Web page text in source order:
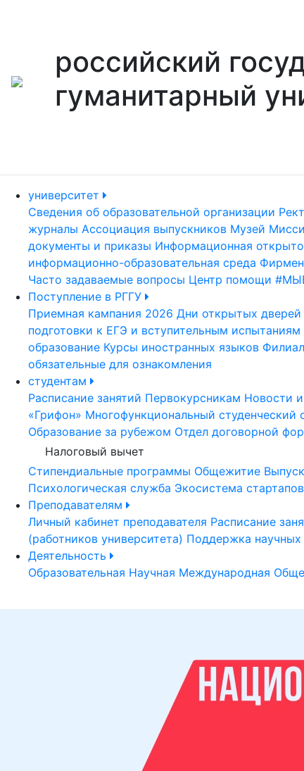
российский
гуманитарный
университет
Сведения об образовательной организации
журналы Ассоциация выпускников Музей
документы и приказы Информационная
информационно-образовательная среда
Часто задаваемые вопросы Центр помощи
Поступление в РГГУ
Приемная кампания 2026 Дни открытых дверей
подготовки к ЕГЭ и вступительным испытаниям
образование Курсы иностранных языков
обязательные для ознакомления
студентам
Расписание занятий Первокурсникам Новости
«Грифон» Многофункциональный студенческий
Образование за рубежом Отдел договорной
Налоговый вычет
Стипендиальные программы Общежитие
Психологическая служба Экосистема
Преподавателям
Личный кабинет преподавателя Расписание
(работников университета) Поддержка научных
Деятельность
Образовательная Научная Международная